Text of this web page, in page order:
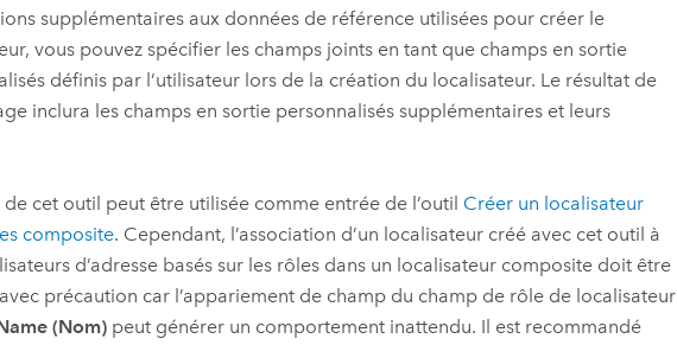
supplémentaires aux données de référence utilisées pour créer le
vous pouvez spécifier les champs joints en tant que champs en sortie
définis par l’utilisateur lors de la création du localisateur. Le résultat de
inclura les champs en sortie personnalisés supplémentaires et leurs
de cet outil peut être utilisée comme entrée de l’outil Créer un localisateur
composite. Cependant, l’association d’un localisateur créé avec cet outil à
d’adresse basés sur les rôles dans un localisateur composite doit être
précaution car l’appariement de champ du champ de rôle de localisateur
(Nom)peut générer un comportement inattendu. Il est recommandé